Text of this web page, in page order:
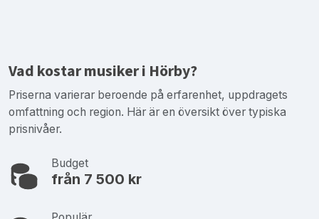
Vad kostar musiker i Hörby?
Priserna varierar beroende på erfarenhet, uppdragets
omfattning och region. Här är en översikt över typiska
prisnivåer.
Budget
från 7 500 kr